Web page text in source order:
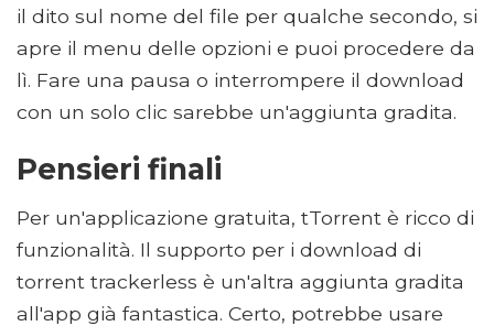
il dito sul nome del file per qualche secondo, si
apre il menu delle opzioni e puoi procedere da
lì. Fare una pausa o interrompere il download
con un solo clic sarebbe un'aggiunta gradita.
Pensieri finali
Per un'applicazione gratuita, tTorrent è ricco di
funzionalità. Il supporto per i download di
torrent trackerless è un'altra aggiunta gradita
all'app già fantastica. Certo, potrebbe usare